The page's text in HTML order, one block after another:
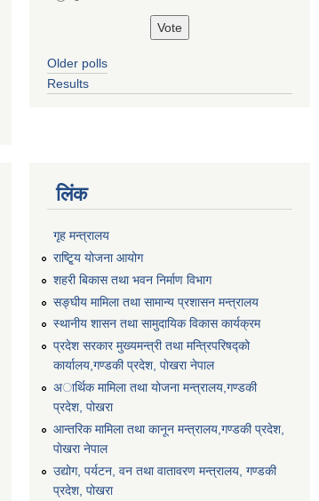
Older polls
Results
लिंक
गृह मन्त्रालय
राष्टि्ृय योजना आयोग
शहरी बिकास तथा भवन निर्माण विभाग
सङ्घीय मामिला तथा सामान्य प्रशासन मन्त्रालय
स्थानीय शासन तथा सामुदायिक विकास कार्यक्रम
प्रदेश सरकार मुख्यमन्त्री तथा मन्त्रिपरिषद्को
कार्यालय,गण्डकी प्रदेश, पाेखरा नेपाल
अार्थिक मामिला तथा योजना मन्त्रालय,गण्डकी
प्रदेश, पोखरा
आन्तरिक मामिला तथा कानून मन्त्रालय,गण्डकी प्रदेश,
पाेखरा नेपाल
उद्योग, पर्यटन, वन तथा वातावरण मन्त्रालय, गण्डकी
प्रदेश, पोखरा